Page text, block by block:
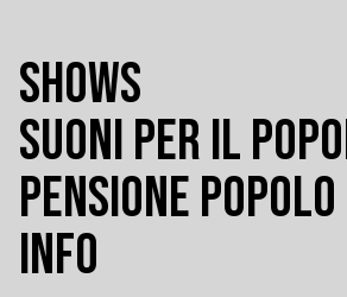
SHOWS
SUONI PER IL
PENSIONE POPOLO
INFO